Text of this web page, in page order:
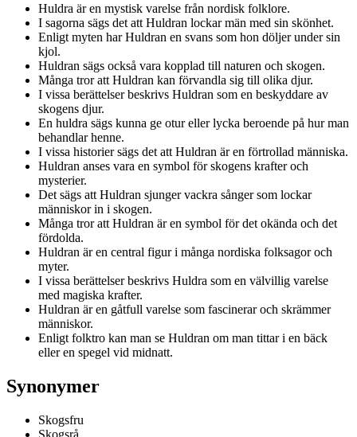
Huldra är en mystisk varelse från nordisk folklore.
I sagorna sägs det att Huldran lockar män med sin skönhet.
Enligt myten har Huldran en svans som hon döljer under sin
kjol.
Huldran sägs också vara kopplad till naturen och skogen.
Många tror att Huldran kan förvandla sig till olika djur.
I vissa berättelser beskrivs Huldran som en beskyddare av
skogens djur.
En huldra sägs kunna ge otur eller lycka beroende på hur man
behandlar henne.
I vissa historier sägs det att Huldran är en förtrollad människa.
Huldran anses vara en symbol för skogens krafter och
mysterier.
Det sägs att Huldran sjunger vackra sånger som lockar
människor in i skogen.
Många tror att Huldran är en symbol för det okända och det
fördolda.
Huldran är en central figur i många nordiska folksagor och
myter.
I vissa berättelser beskrivs Huldra som en välvillig varelse
med magiska krafter.
Huldran är en gåtfull varelse som fascinerar och skrämmer
människor.
Enligt folktro kan man se Huldran om man tittar i en bäck
eller en spegel vid midnatt.
Synonymer
Skogsfru
Skogsrå